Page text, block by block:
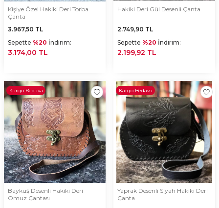
Kişiye Özel Hakiki Deri Torba
Çanta
3.967,50 TL
Sepette %20 İndirim:
3.174,00 TL
Hakiki Deri Gül Desenli Çanta
2.749,90 TL
Sepette %20 İndirim:
2.199,92 TL
Kargo Bedava
Baykuş Desenli Hakiki Deri
Omuz Çantası
Kargo Bedava
Yaprak Desenli Siyah Hakiki Deri
Çanta